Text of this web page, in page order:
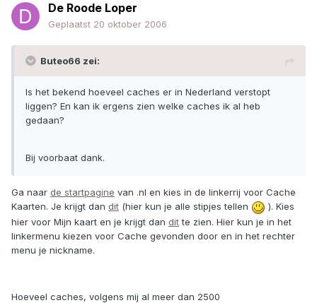
De Roode Loper
Geplaatst 20 oktober 2006
Buteo66 zei:
Is het bekend hoeveel caches er in Nederland verstopt
liggen? En kan ik ergens zien welke caches ik al heb
gedaan?
Bij voorbaat dank.
Ga naar de startpagine van .nl en kies in de linkerrij voor Cache
Kaarten. Je krijgt dan dit (hier kun je alle stipjes tellen
). Kies
hier voor Mijn kaart en je krijgt dan ditte zien. Hier kun je in het
linkermenu kiezen voor Cache gevonden door en in het rechter
menu je nickname.
Hoeveel caches, volgens mij al meer dan 2500